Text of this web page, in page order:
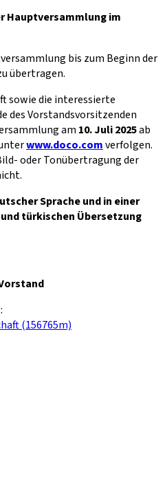
Hauptversammlung im
bis zum Beginn der
übertragen.
sowie die interessierte
des Vorstandsvorsitzenden
am 10. Juli 2025ab
www.doco.comverfolgen.
oder Tonübertragung der
Sprache und in einer
türkischen Übersetzung
2025
(156765m)